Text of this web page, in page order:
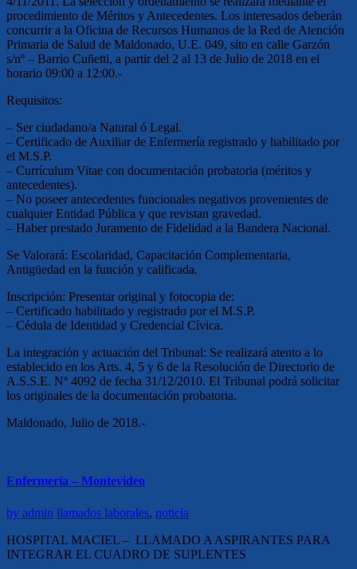
procedimiento de Méritos y Antecedentes. Los interesados deberán
concurrir a la Oficina de Recursos Humanos de la Red de Atención
Primaria de Salud de Maldonado, U.E. 049, sito en calle Garzón
s/nº – Barrio Cuñetti, a partir del 2 al 13 de Julio de 2018 en el
horario 09:00 a 12:00.-
Requisitos:
– Ser ciudadano/a Natural ó Legal.
– Certificado de Auxiliar de Enfermería registrado y habilitado por
el M.S.P.
– Currículum Vitae con documentación probatoria (méritos y
antecedentes).
– No poseer antecedentes funcionales negativos provenientes de
cualquier Entidad Pública y que revistan gravedad.
– Haber prestado Juramento de Fidelidad a la Bandera Nacional.
Se Valorará: Escolaridad, Capacitación Complementaria,
Antigüedad en la función y calificada.
Inscripción: Presentar original y fotocopia de:
– Certificado habilitado y registrado por el M.S.P.
– Cédula de Identidad y Credencial Cívica.
La integración y actuación del Tribunal: Se realizará atento a lo
establecido en los Arts. 4, 5 y 6 de la Resolución de Directorio de
A.S.S.E. Nº 4092 de fecha 31/12/2010. El Tribunal podrá solicitar
los originales de la documentación probatoria.
Maldonado, Julio de 2018.-
Enfermería – Montevideo
by admin llamados laborales, noticia
HOSPITAL MACIEL – LLAMADO A ASPIRANTES PARA
INTEGRAR EL CUADRO DE SUPLENTES